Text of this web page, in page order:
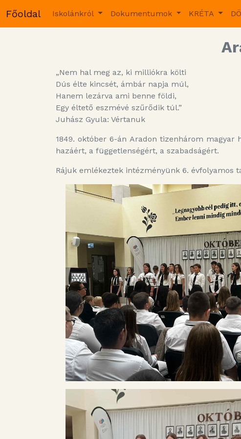
Főoldal Iskolánkról Dokumentumok KRÉTA
„Nem hal meg az, ki milliókra költi
Dús élte kincsét, ámbár napja múl,
Hanem lezárva ami benne földi,
Egy éltető eszmévé szűrődik túl.”
Juhász Gyula: Vértanuk
1849. október 6-án Aradon tizenhárom
hazáért, a függetlenségért, a szabadságért.
Rájuk emlékeztek intézményünk 6. évfolyamos